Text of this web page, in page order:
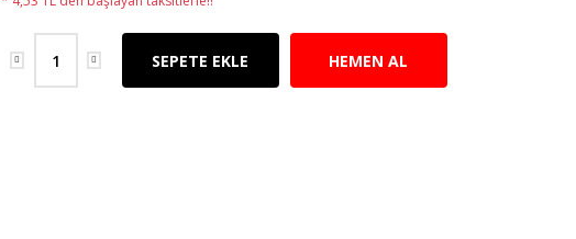
SEPETE EKLE HEMEN AL